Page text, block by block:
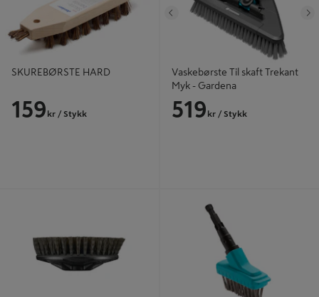
SKUREBØRSTE HARD
159 kr / Stykk
Tidligere
Vaskebørste Til skaft Trekant
Myk - Gardena
519 kr / Stykk
COMBISYSTEM